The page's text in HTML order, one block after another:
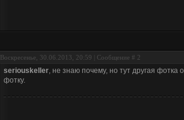
Воскресенье, 30.06.2013, 20:59 | Сообщение # 2
seriouskeller, не знаю почему, но тут другая
фотку.